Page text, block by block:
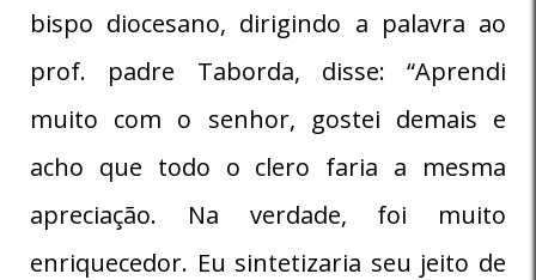
bispo diocesano, dirigindo a palavra ao
prof. padre Taborda, disse: “Aprendi
muito com o senhor, gostei demais e
acho que todo o clero faria a mesma
apreciação. Na verdade, foi muito
enriquecedor. Eu sintetizaria seu jeito de